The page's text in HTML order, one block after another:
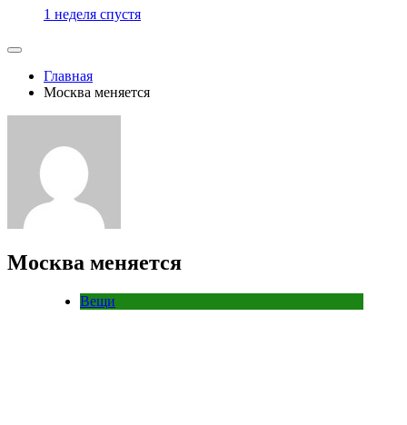
1 неделя спустя
Главная
Москва меняется
Москва меняется
Вещи